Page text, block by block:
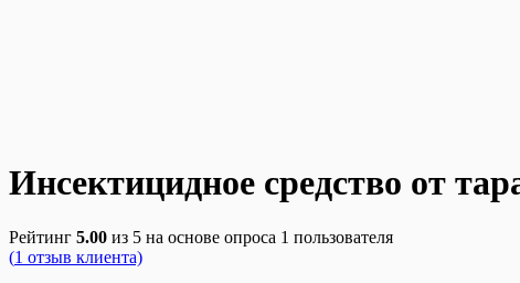
Инсектицидное средство от
Рейтинг 5.00 из 5 на основе опроса 1 пользователя
(1 отзыв клиента)